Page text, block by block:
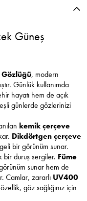
Güneş
Gözlüğü, modern
Günlük kullanımda
hayatı hem de açık
günlerde gözlerinizi
kemik çerçeve
Dikdörtgen çerçeve
bir görünüm sunar.
bir duruş sergiler. Füme
sunar hem de
Camlar, zararlı UV400
göz sağlığınız için